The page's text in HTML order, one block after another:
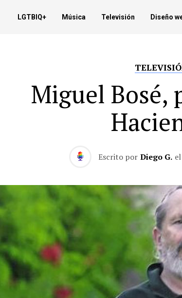
LGTBIQ+ Música Televisión Diseño
Miguel Bosé,
Escrito por Diego G. el